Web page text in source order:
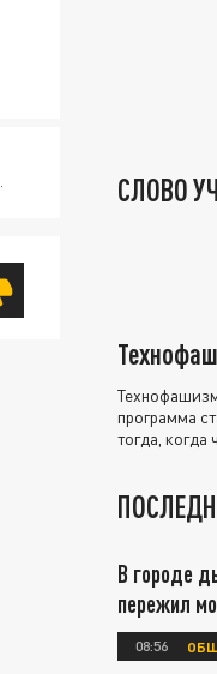
СЛОВО
программа
тогда, когда
В городе
пережил
08:56